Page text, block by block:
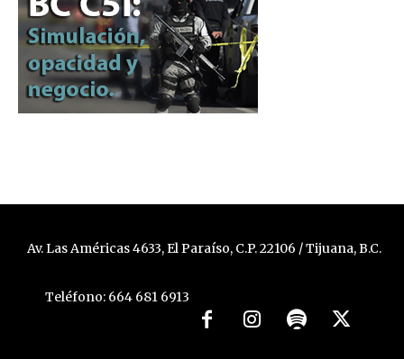
Av. Las Américas 4633, El Paraíso, C.P. 22106 / Tijuana, B.C.
Teléfono: 664 681 6913